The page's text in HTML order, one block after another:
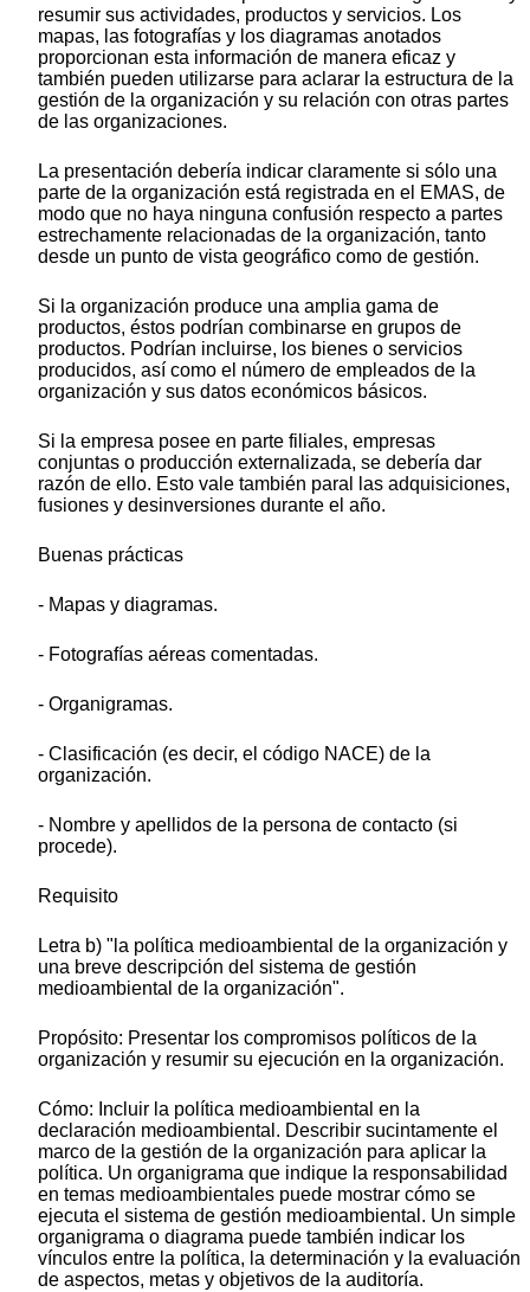
resumir sus actividades, productos y servicios. Los
mapas, las fotografías y los diagramas anotados
proporcionan esta información de manera eficaz y
también pueden utilizarse para aclarar la estructura de la
gestión de la organización y su relación con otras partes
de las organizaciones.
La presentación debería indicar claramente si sólo una
parte de la organización está registrada en el EMAS, de
modo que no haya ninguna confusión respecto a partes
estrechamente relacionadas de la organización, tanto
desde un punto de vista geográfico como de gestión.
Si la organización produce una amplia gama de
productos, éstos podrían combinarse en grupos de
productos. Podrían incluirse, los bienes o servicios
producidos, así como el número de empleados de la
organización y sus datos económicos básicos.
Si la empresa posee en parte filiales, empresas
conjuntas o producción externalizada, se debería dar
razón de ello. Esto vale también paral las adquisiciones,
fusiones y desinversiones durante el año.
Buenas prácticas
- Mapas y diagramas.
- Fotografías aéreas comentadas.
- Organigramas.
- Clasificación (es decir, el código NACE) de la
organización.
- Nombre y apellidos de la persona de contacto (si
procede).
Requisito
Letra b) "la política medioambiental de la organización y
una breve descripción del sistema de gestión
medioambiental de la organización".
Propósito: Presentar los compromisos políticos de la
organización y resumir su ejecución en la organización.
Cómo: Incluir la política medioambiental en la
declaración medioambiental. Describir sucintamente el
marco de la gestión de la organización para aplicar la
política. Un organigrama que indique la responsabilidad
en temas medioambientales puede mostrar cómo se
ejecuta el sistema de gestión medioambiental. Un simple
organigrama o diagrama puede también indicar los
vínculos entre la política, la determinación y la evaluación
de aspectos, metas y objetivos de la auditoría.